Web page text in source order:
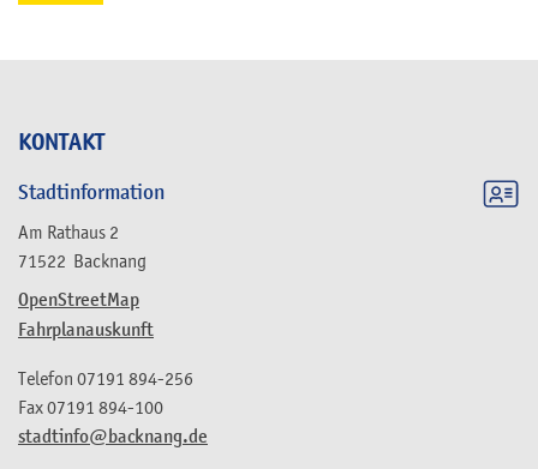
KONTAKT
Stadtinformation
Am Rathaus 2
71522 Backnang
OpenStreetMap
Fahrplanauskunft
stadtinfo@backnang.de
Telefon 07191 894-256
Fax07191 894-100